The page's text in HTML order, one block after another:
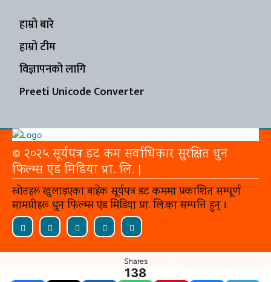
हाम्रो बारे
हाम्रो टीम
विज्ञापनको लागि
Preeti Unicode Converter
© २०२५ सूर्यपत्र डट कम सर्वाधिकार सुरक्षित धुन
फिल्म्स एंड मिडिया प्रा. लि. |
स्रोतहरू खुलाइएका बाहेक सूर्यपत्र डट कममा प्रकाशित सम्पूर्ण
सामग्रीहरू धुन फिल्म्स एंड मिडिया प्रा. लि.का सम्पत्ति हुन् ।
Powered by:
Shares
138